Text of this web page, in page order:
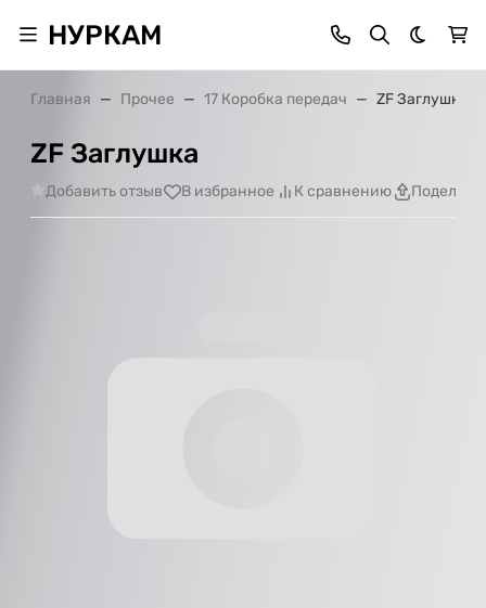
НУРКАМ Темная
Главная Прочее 17 Коробка передач ZF Заглушка
ZF Заглушка
Добавить отзыв В избранное К сравнению